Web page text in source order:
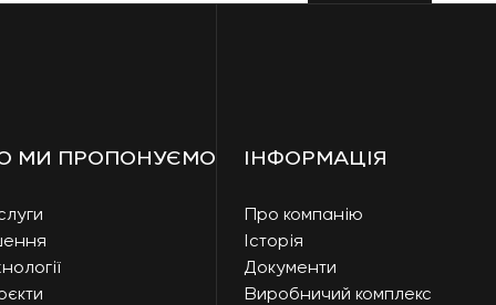
МИ ПРОПОНУЄМО ІНФОРМАЦІЯ
Про компанію
Історія
Документи
Виробничий комплекс